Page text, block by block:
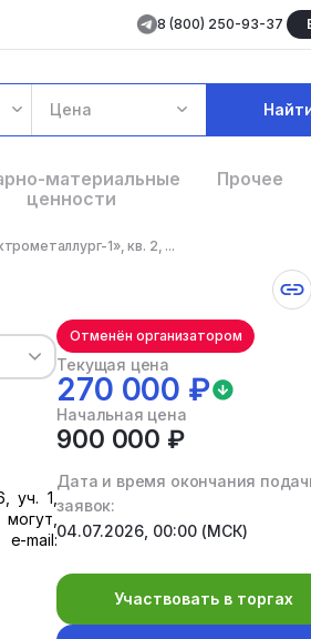
8 (800) 250-93-37
Цена
материальные
ценности
Прочее
1», кв. 2, ...
уч. 1,
mail:
Отменён организатором
Текущая цена
270 000 ₽
Начальная цена
900 000 ₽
Дата и время окончания
заявок:
04.07.2026, 00:00 (МСК)
Участвовать в торгах